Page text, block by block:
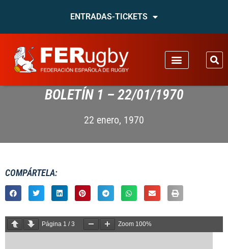
ENTRADAS-TICKETS
BOLETÍN 1 – 22/01/1970
22 enero, 1970
COMPÁRTELA:
Página 1 /3 Zoom 100%